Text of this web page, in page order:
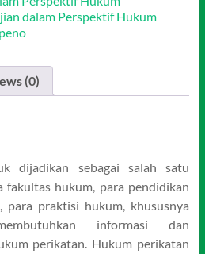
dalam Perspektif Hukum
(0)
dijadikan sebagai salah satu
fakultas hukum, para pendidikan
para praktisi hukum, khususnya
informasi dan
perikatan. Hukum perikatan